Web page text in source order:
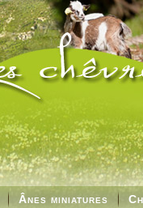
Ânes miniatures